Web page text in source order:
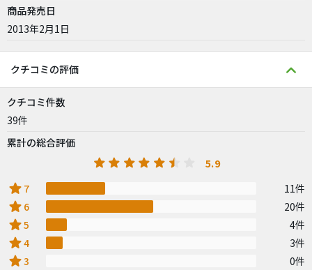
商品発売日
2013年2月1日
クチコミの評価
クチコミ件数
39件
累計の総合評価
5.9
star 7 11件
star 6 20件
star5 4件
star4 3件
star3 0件